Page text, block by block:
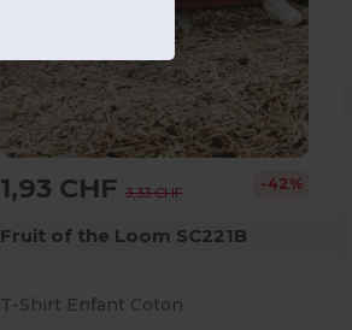
1,93 CHF3,33 CHF -42%
Fruit of the Loom SC221B
T-Shirt Enfant Coton